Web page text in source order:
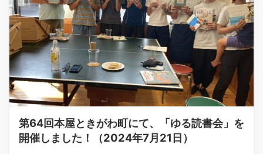
第64回本屋ときがわ町にて、「ゆる読書会」を
開催しました！（2024年7月21日）